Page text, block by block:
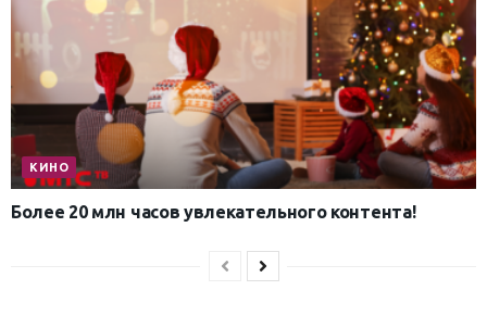
КИНО
Более 20 млн часов увлекательного контента!